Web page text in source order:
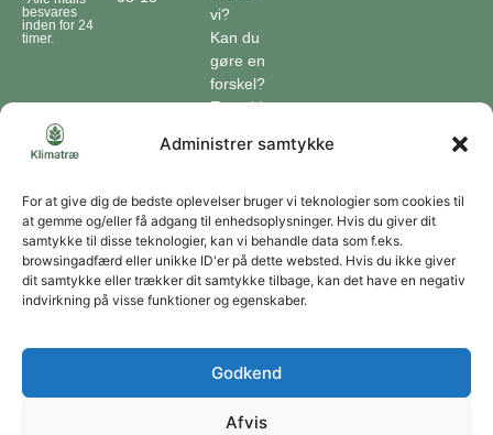
Administrer samtykke
For at give dig de bedste oplevelser bruger vi teknologier som cookies til
at gemme og/eller få adgang til enhedsoplysninger. Hvis du giver dit
samtykke til disse teknologier, kan vi behandle data som f.eks.
browsingadfærd eller unikke ID'er på dette websted. Hvis du ikke giver
dit samtykke eller trækker dit samtykke tilbage, kan det have en negativ
indvirkning på visse funktioner og egenskaber.
Godkend
Afvis
besvares
inden for 24
timer.
vi?
Kan du
gøre en
forskel?
En guide
Klimaordbogen
optager
træer
co2?
Forbliv forbundet